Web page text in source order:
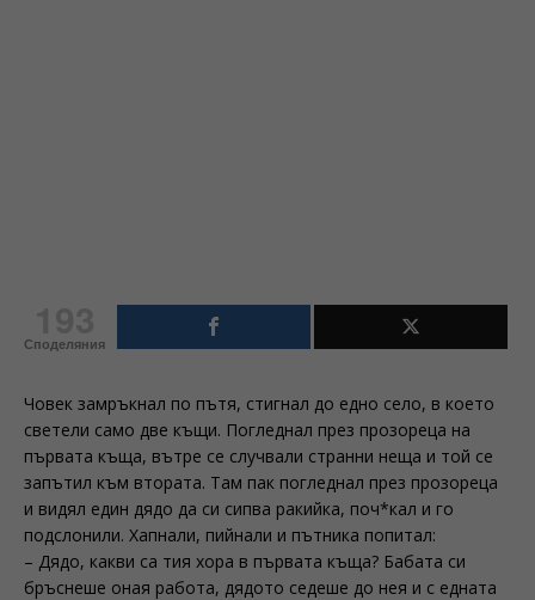
Споделяния
Човек замръкнал по пътя, стигнал до едно село, в което
светели само две къщи. Погледнал през прозореца на
първата къща, вътре се случвали странни неща и той се
запътил към втората. Там пак погледнал през прозореца
и видял един дядо да си сипва ракийка, поч*кал и го
подслонили. Хапнали, пийнали и пътника попитал:
– Дядо, какви са тия хора в първата къща? Бабата си
бръснеше оная работа, дядото седеше до нея и с едната